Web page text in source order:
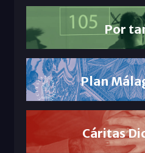
Por
Plan
Cáritas